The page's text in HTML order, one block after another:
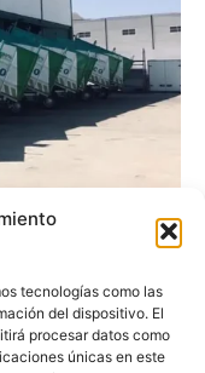
tecnologías como las
del dispositivo. El
procesar datos como
únicas en este
a su